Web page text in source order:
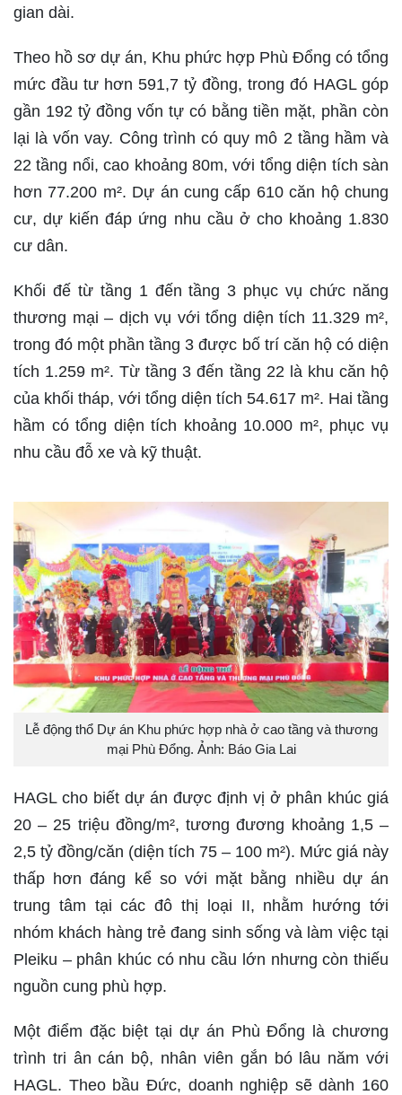
gian dài.
Theo hồ sơ dự án, Khu phức hợp Phù Đổng có tổng
mức đầu tư hơn 591,7 tỷ đồng, trong đó HAGL góp
gần 192 tỷ đồng vốn tự có bằng tiền mặt, phần còn
lại là vốn vay. Công trình có quy mô 2 tầng hầm và
22 tầng nổi, cao khoảng 80m, với tổng diện tích sàn
hơn 77.200 m². Dự án cung cấp 610 căn hộ chung
cư, dự kiến đáp ứng nhu cầu ở cho khoảng 1.830
cư dân.
Khối đế từ tầng 1 đến tầng 3 phục vụ chức năng
thương mại – dịch vụ với tổng diện tích 11.329 m²,
trong đó một phần tầng 3 được bố trí căn hộ có diện
tích 1.259 m². Từ tầng 3 đến tầng 22 là khu căn hộ
của khối tháp, với tổng diện tích 54.617 m². Hai tầng
hầm có tổng diện tích khoảng 10.000 m², phục vụ
nhu cầu đỗ xe và kỹ thuật.
Lễ động thổ Dự án Khu phức hợp nhà ở cao tầng và thương
mại Phù Đổng. Ảnh: Báo Gia Lai
HAGL cho biết dự án được định vị ở phân khúc giá
20 – 25 triệu đồng/m², tương đương khoảng 1,5 –
2,5 tỷ đồng/căn (diện tích 75 – 100 m²). Mức giá này
thấp hơn đáng kể so với mặt bằng nhiều dự án
trung tâm tại các đô thị loại II, nhằm hướng tới
nhóm khách hàng trẻ đang sinh sống và làm việc tại
Pleiku – phân khúc có nhu cầu lớn nhưng còn thiếu
nguồn cung phù hợp.
Một điểm đặc biệt tại dự án Phù Đổng là chương
trình tri ân cán bộ, nhân viên gắn bó lâu năm với
HAGL. Theo bầu Đức, doanh nghiệp sẽ dành 160